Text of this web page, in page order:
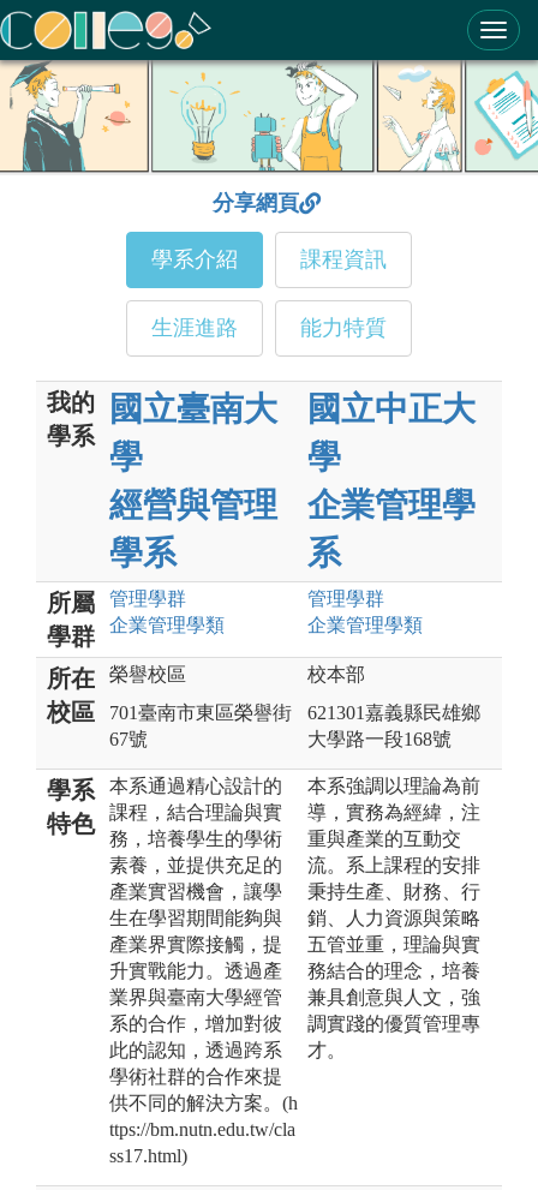
ColleGo! 大學選才與高中育才輔助系統
分享網頁
學系介紹 課程資訊
生涯進路 能力特質
我的
學系
國立臺南大
學
經營與管理
學系
國立中正大
學
企業管理學
系
所屬
學群
管理學群
企業管理學類
管理學群
企業管理學類
所在
校區
榮譽校區
701臺南市東區榮譽街
67號
校本部
621301嘉義縣民雄鄉
大學路一段168號
學系
特色
本系通過精心設計的
課程，結合理論與實
務，培養學生的學術
素養，並提供充足的
產業實習機會，讓學
生在學習期間能夠與
產業界實際接觸，提
升實戰能力。透過產
業界與臺南大學經管
系的合作，增加對彼
此的認知，透過跨系
學術社群的合作來提
供不同的解決方案。(h
ttps://bm.nutn.edu.tw/cla
ss17.html)
本系強調以理論為前
導，實務為經緯，注
重與產業的互動交
流。系上課程的安排
秉持生產、財務、行
銷、人力資源與策略
五管並重，理論與實
務結合的理念，培養
兼具創意與人文，強
調實踐的優質管理專
才。